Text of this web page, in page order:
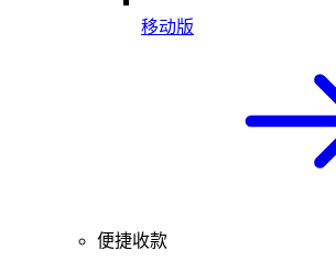
移动版
便捷收款